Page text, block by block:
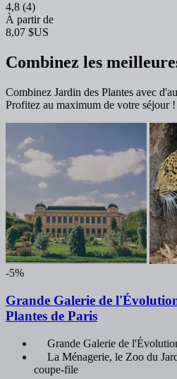
4,8 (4)
À partir de
8,07 $US
Combinez les
Combinez Jardin des Plantes avec
Profitez au maximum de votre séjour !
-5%
Grande Galerie de
Plantes de Paris
Grande Galerie de
La Ménagerie, le Zoo du
coupe-file